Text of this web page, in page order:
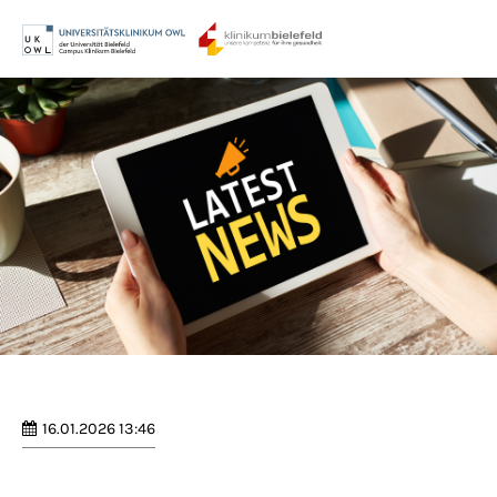
Login
Benutzername
Passwort
Anmelden
16.01.2026 13:46